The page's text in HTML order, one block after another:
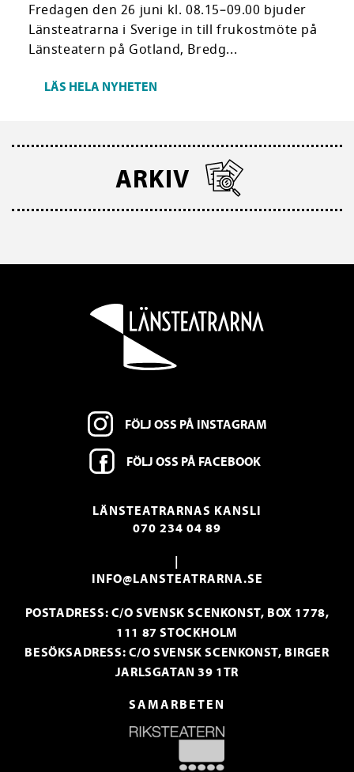
Fredagen den 26 juni kl. 08.15–09.00 bjuder
Länsteatrarna i Sverige in till frukostmöte på
Länsteatern på Gotland, Bredg...
LÄS HELA NYHETEN
ARKIV
FÖLJ OSS PÅ INSTAGRAM
FÖLJ OSS PÅ FACEBOOK
LÄNSTEATRARNAS KANSLI
070 234 04 89
|
INFO@LANSTEATRARNA.SE
POSTADRESS: C/O SVENSK SCENKONST, BOX 1778,
111 87 STOCKHOLM
BESÖKSADRESS: C/O SVENSK SCENKONST, BIRGER
JARLSGATAN 39 1TR
SAMARBETEN